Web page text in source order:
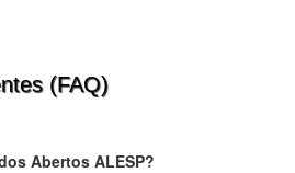
(FAQ)
Abertos ALESP?